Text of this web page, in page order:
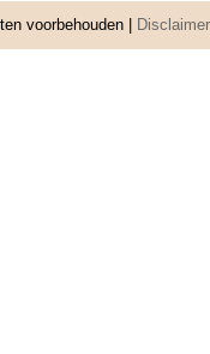
voorbehouden | Disclaimer